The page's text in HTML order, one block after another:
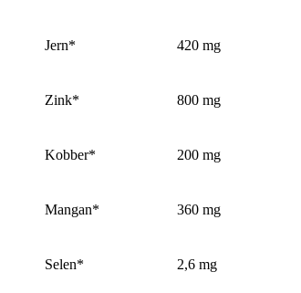
Jern* 420 mg
Zink* 800 mg
Kobber* 200 mg
Mangan* 360 mg
Selen* 2,6 mg